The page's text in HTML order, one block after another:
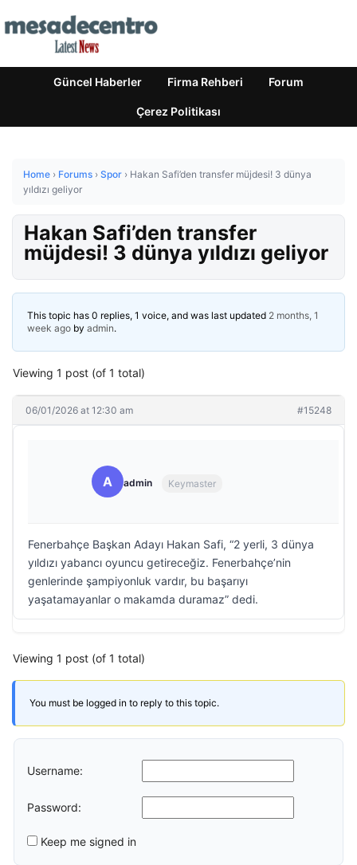
Güncel Haberler Firma Rehberi Forum
Çerez Politikası
Home › Forums › Spor › Hakan Safi’den transfer müjdesi! 3 dünya
yıldızı geliyor
Hakan Safi’den transfer
müjdesi! 3 dünya yıldızı geliyor
This topic has 0 replies, 1 voice, and was last updated 2 months, 1
week ago by admin.
Viewing 1 post (of 1 total)
06/01/2026 at 12:30 am #15248
A admin Keymaster
Fenerbahçe Başkan Adayı Hakan Safi, “2 yerli, 3 dünya
yıldızı yabancı oyuncu getireceğiz. Fenerbahçe’nin
genlerinde şampiyonluk vardır, bu başarıyı
yaşatamayanlar o makamda duramaz” dedi.
Viewing 1 post (of 1 total)
You must be logged in to reply to this topic.
Username:
Password:
Keep me signed in